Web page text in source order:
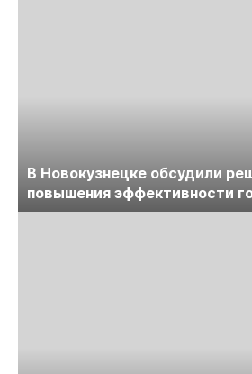
В Новокузнецке обсудили
повышения эффективности
предприятий